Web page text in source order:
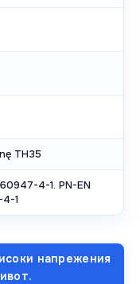
TH35
4-1. PN-EN
1
напрежения